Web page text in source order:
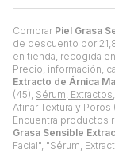
Comprar Piel Grasa
de descuento por
en tienda, recogida
Precio, información,
Extracto de Árnica
(45), Sérum,
Afinar Textura y Poros
Encuentra productos
Grasa Sensible
Facial", "Sérum,